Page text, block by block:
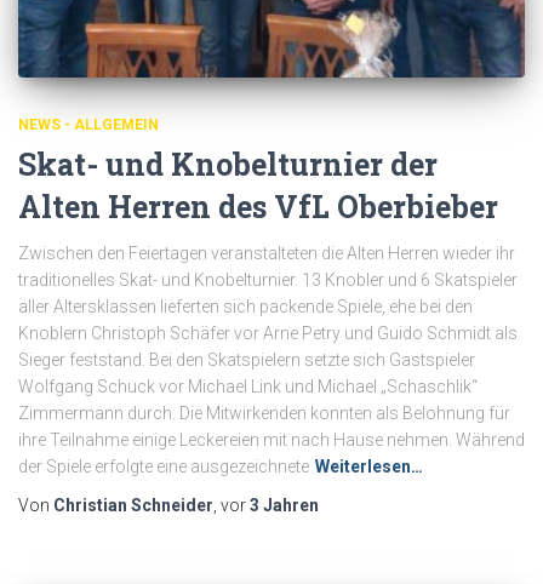
NEWS - ALLGEMEIN
Skat- und Knobelturnier der
Alten Herren des VfL Oberbieber
Zwischen den Feiertagen veranstalteten die Alten Herren wieder ihr
traditionelles Skat- und Knobelturnier. 13 Knobler und 6 Skatspieler
aller Altersklassen lieferten sich packende Spiele, ehe bei den
Knoblern Christoph Schäfer vor Arne Petry und Guido Schmidt als
Sieger feststand. Bei den Skatspielern setzte sich Gastspieler
Wolfgang Schuck vor Michael Link und Michael „Schaschlik“
Zimmermann durch. Die Mitwirkenden konnten als Belohnung für
ihre Teilnahme einige Leckereien mit nach Hause nehmen. Während
der Spiele erfolgte eine ausgezeichnete Weiterlesen…
Von Christian Schneider, vor3 Jahren